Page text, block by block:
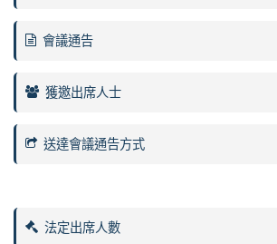
會議通告
獲邀出席人士
送達會議通告方式
法定出席人數